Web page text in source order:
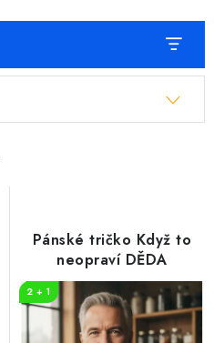
Pánské tričko Když to
neopraví DĚDA
2 + 1